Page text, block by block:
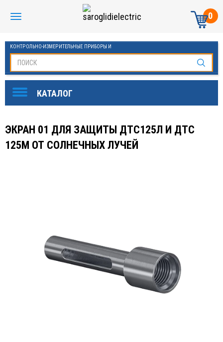
0
КОНТРОЛЬНО-ИЗМЕРИТЕЛЬНЫЕ ПРИБОРЫ И
ЭКРАН 01 ДЛЯ ЗАЩИТЫ ДТС125Л И ДТС
125М ОТ СОЛНЕЧНЫХ ЛУЧЕЙ